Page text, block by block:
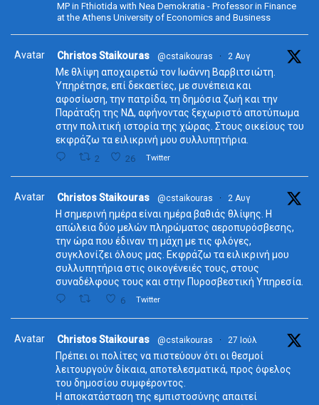
MP in Fthiotida with Nea Demokratia - Professor in Finance
at the Athens University of Economics and Business
Avatar Christos Staikouras @cstaikouras · 2 Αυγ
Με θλίψη αποχαιρετώ τον Ιωάννη Βαρβιτσιώτη.
Υπηρέτησε, επί δεκαετίες, με συνέπεια και
αφοσίωση, την πατρίδα, τη δημόσια ζωή και την
Παράταξη της ΝΔ, αφήνοντας ξεχωριστό αποτύπωμα
στην πολιτική ιστορία της χώρας. Στους οικείους του
εκφράζω τα ειλικρινή μου συλλυπητήρια.
2 26 Twitter
Avatar Christos Staikouras @cstaikouras · 2 Αυγ
Η σημερινή ημέρα είναι ημέρα βαθιάς θλίψης. Η
απώλεια δύο μελών πληρώματος αεροπυρόσβεσης,
την ώρα που έδιναν τη μάχη με τις φλόγες,
συγκλονίζει όλους μας. Εκφράζω τα ειλικρινή μου
συλλυπητήρια στις οικογένειές τους, στους
συναδέλφους τους και στην Πυροσβεστική Υπηρεσία.
6 Twitter
Avatar Christos Staikouras @cstaikouras · 27 Ιούλ
Πρέπει οι πολίτες να πιστεύουν ότι οι θεσμοί
λειτουργούν δίκαια, αποτελεσματικά, προς όφελος
του δημοσίου συμφέροντος.
Η αποκατάσταση της εμπιστοσύνης απαιτεί